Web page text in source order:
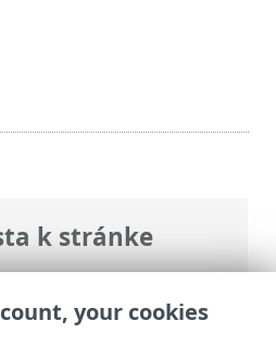
k stránke
>ESET PROTECT>
Web Console
your cookies